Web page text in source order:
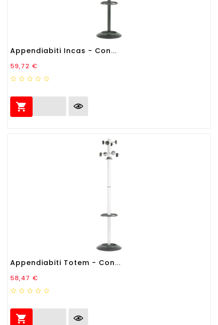
Appendiabiti Incas - Con...
Prezzo
59,72 €

Appendiabiti Totem - Con...
Prezzo
58,47 €
